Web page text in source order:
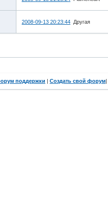
2008-09-13 20:23:44 Другая
поддержки | Создать свой форум|